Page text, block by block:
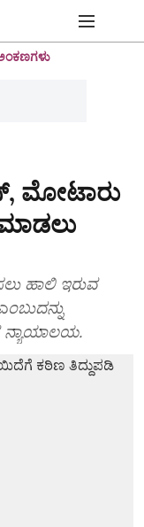
ಮೋಟಾರು
ಹಾಲಿ ಇರುವ
ನ್ಯಾಯಾಲಯ.